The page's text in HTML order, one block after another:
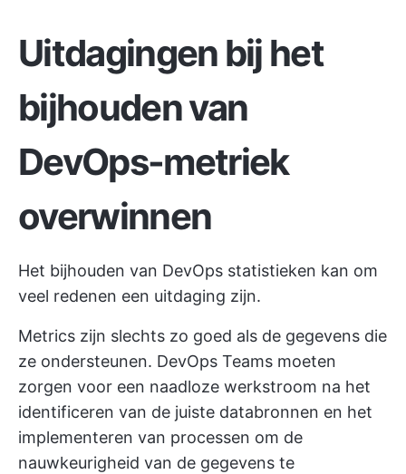
Uitdagingen bij het
bijhouden van
DevOps-metriek
overwinnen
Het bijhouden van DevOps statistieken kan om
veel redenen een uitdaging zijn.
Metrics zijn slechts zo goed als de gegevens die
ze ondersteunen. DevOps Teams moeten
zorgen voor een naadloze werkstroom na het
identificeren van de juiste databronnen en het
implementeren van processen om de
nauwkeurigheid van de gegevens te